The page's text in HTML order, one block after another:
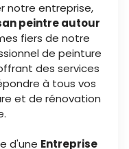
notre entreprise,
peintre autour
fiers de notre
de peinture
des services
à tous vos
et de rénovation
d'une Entreprise